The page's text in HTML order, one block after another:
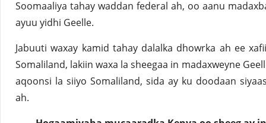
Soomaaliya tahay waddan federal ah, oo aanu
ayuu yidhi Geelle.
Jabuuti waxay kamid tahay dalalka dhowrka ah ee
Somaliland, lakiin waxa la sheegaa in madaxweyne
aqoonsi la siiyo Somaliland, sida ay ku doodaan
ah.